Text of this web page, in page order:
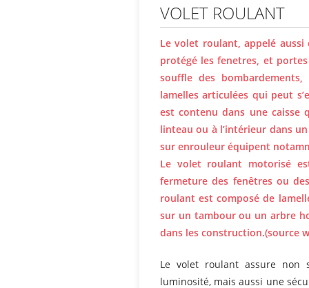
VOLET ROULANT
Le volet roulant, appelé
protégé les fenetres, et
souffle des
lamelles articulées qui peut
est contenu dans une caisse
linteau ou à l’intérieur dans
sur enrouleur équipent
Le volet roulant motorisé
fermeture des fenêtres ou
roulant est composé de
sur un tambour ou un arbre
dans les construction.(source
Le volet roulant assure non
luminosité, mais aussi une